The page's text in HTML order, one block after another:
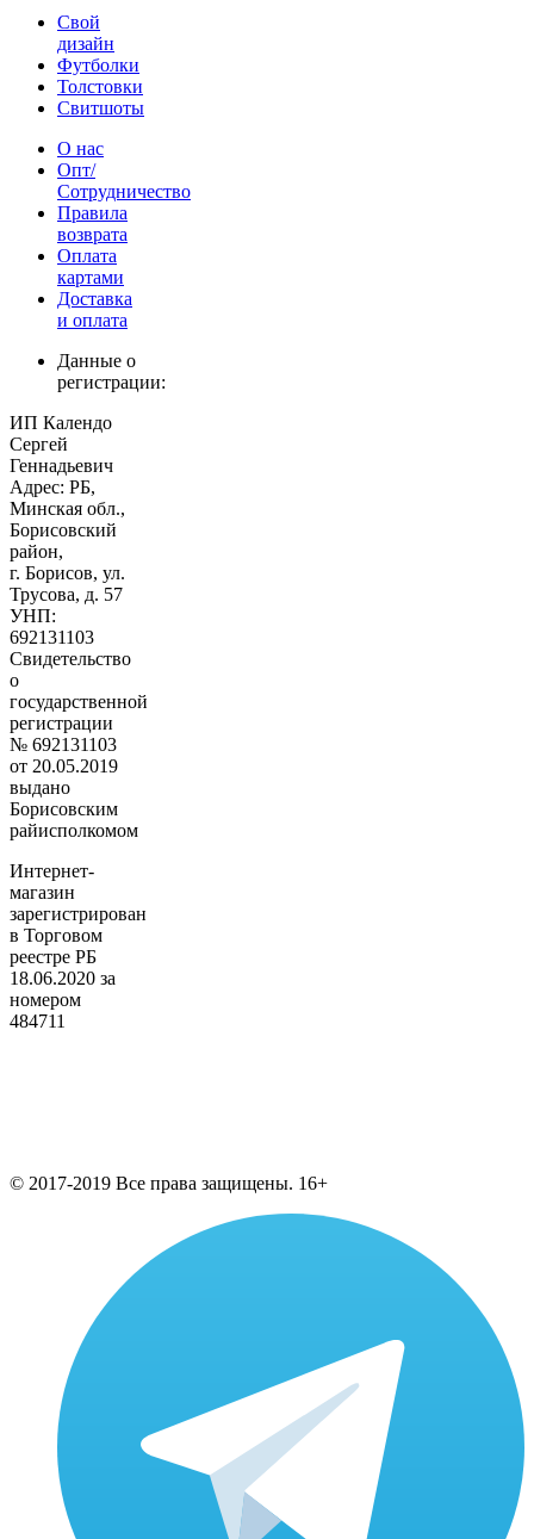
Свой
дизайн
Футболки
Толстовки
Свитшоты
О нас
Опт/
Сотрудничество
Правила
возврата
Оплата
картами
Доставка
и оплата
Данные о
регистрации:
ИП Календо
Сергей
Геннадьевич
Адрес: РБ,
Минская обл.,
Борисовский
район,
г. Борисов, ул.
Трусова, д. 57
УНП:
692131103
Свидетельство
о
государственной
регистрации
№ 692131103
от 20.05.2019
выдано
Борисовским
райисполкомом
Интернет-
магазин
зарегистрирован
в Торговом
реестре РБ
18.06.2020 за
номером
484711
© 2017-2019 Все права защищены. 16+